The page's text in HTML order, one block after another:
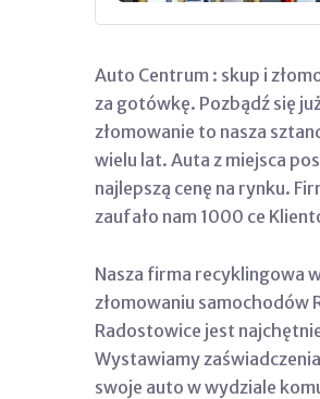
Auto Centrum : skup i
za gotówkę. Pozbądź się
złomowanie to nasza
wielu lat. Auta z miejsca
najlepszą cenę na rynku.
zaufało nam 1000 ce
Nasza firma recyklingowa
złomowaniu samochodów
Radostowice jest
Wystawiamy
swoje auto w wydziale